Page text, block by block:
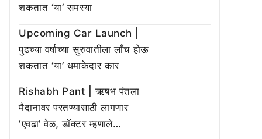
शकतात ‘या’ समस्या
Upcoming Car Launch |
पुढच्या वर्षाच्या सुरुवातीला लाँच होऊ
शकतात ‘या’ धमाकेदार कार
Rishabh Pant | ऋषभ पंतला
मैदानावर परतण्यासाठी लागणार
‘एवढा’ वेळ, डॉक्टर म्हणाले…